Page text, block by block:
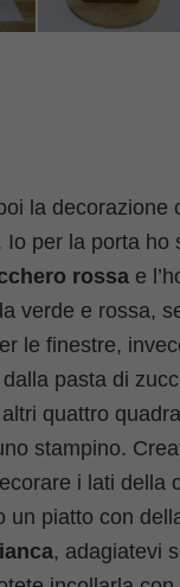
la decorazione
Io per la porta ho
rossa e
verde e rossa,
le finestre,
pasta di
quattro
stampino.
i lati della
un piatto con
, adagiatevi